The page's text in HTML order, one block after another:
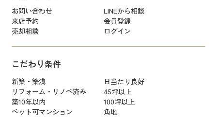
お問い合わせ
LINEから相談
来店予約
会員登録
売却相談
ログイン
こだわり条件
新築・築浅
日当たり良好
リフォーム・リノベ済み
45坪以上
築10年以内
100坪以上
ペット可マンション
角地